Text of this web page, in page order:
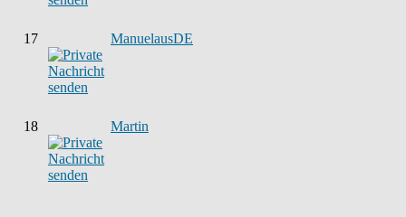
17 ManuelausDE
18 Martin